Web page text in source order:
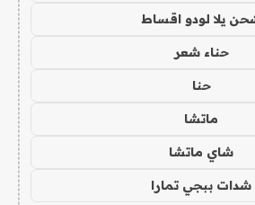
يلا لودو اقساط
حناء شعر
حنا
ماتشا
شاي ماتشا
شدات ببجي تمارا